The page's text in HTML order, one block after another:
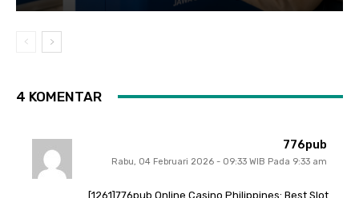
4 KOMENTAR
776pub
Rabu, 04 Februari 2026 - 09:33 WIB Pada 9:33 am
[1261]776pub Online Casino Philippines: Best Slot